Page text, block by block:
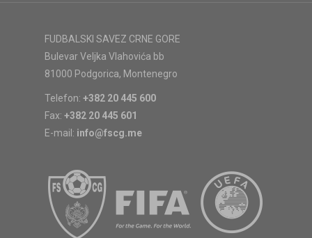
FUDBALSKI SAVEZ CRNE GORE
Bulevar Veljka Vlahovića bb
81000 Podgorica, Montenegro
Telefon: +382 20 445 600
Fax: +382 20 445 601
E-mail: info@fscg.me